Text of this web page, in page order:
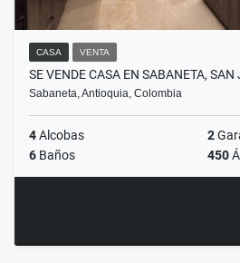
CASA VENTA
SE VENDE CASA EN SABANETA, SAN
Sabaneta, Antioquia, Colombia
4Alcobas 2
6 Baños 450